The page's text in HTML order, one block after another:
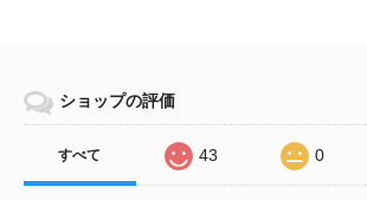
ショップの評価
すべて 43 0